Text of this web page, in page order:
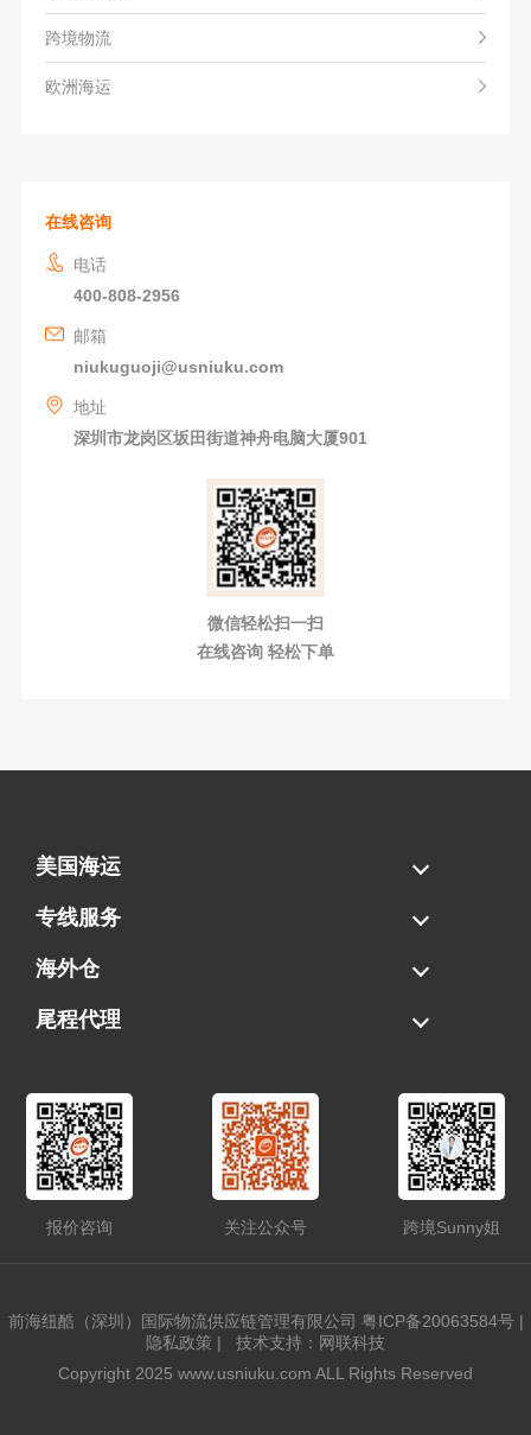
跨境物流
欧洲海运
在线咨询
电话
400-808-2956
邮箱
niukuguoji@usniuku.com
地址
深圳市龙岗区坂田街道神舟电脑大厦901
微信轻松扫一扫
在线咨询 轻松下单
美国海运
海运拼柜
海运整柜
美国海卡
加拿大海运
专线服务
FBA专线直送
超大件专线
AWD专线
电池专线
海外仓
一件代发
FBA中转
贴标换标
拆柜/存储
尾程代理
报价咨询 关注公众号 跨境Sunny姐
前海纽酷（深圳）国际物流供应链管理有限公司 粤ICP备20063584号|
隐私政策 |
技术支持：网联科技
Copyright 2025 www.usniuku.com ALL Rights Reserved